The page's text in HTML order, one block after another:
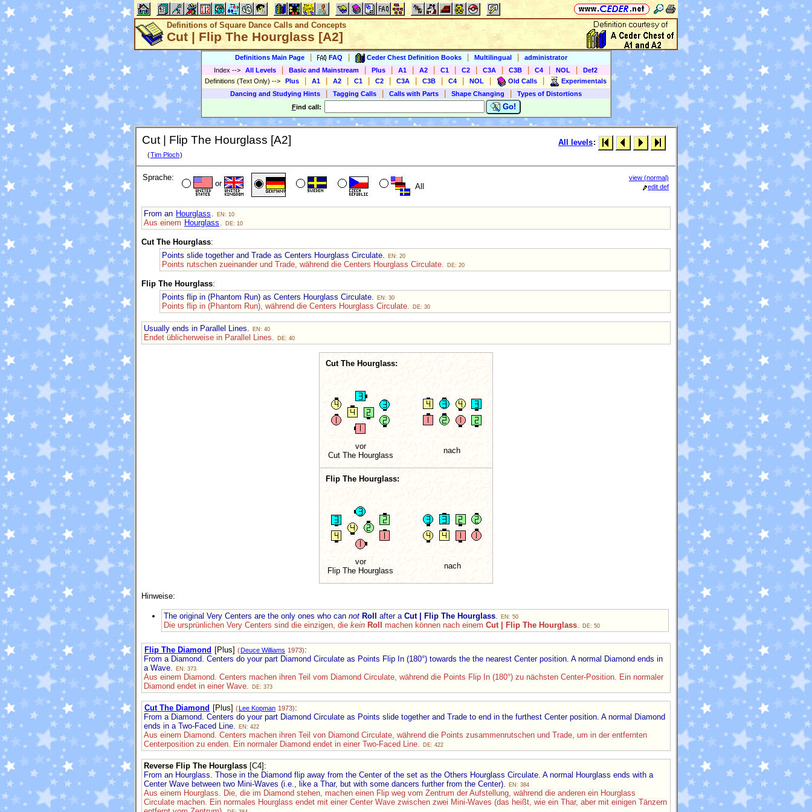
Definitions of Square Dance Calls and Concepts
Cut | Flip The Hourglass [A2]
Definitions Main Page FAQ Ceder Chest Definition Books Multilingual
administrator
Index --> All Levels Basic and Mainstream Plus A1 A2 C1 C2 C3A C3B C4 NOL
Def2
Definitions (Text Only) --> Plus A1 A2 C1 C2 C3A C3B C4 NOL Old Calls
Experimentals
Dancing and Studying Hints
Tagging Calls Calls with Parts Shape Changing
Types of Distortions
Find call: Go!
Cut | Flip The Hourglass [A2]
(Tim Ploch)
All levels:
Sprache:
or All
view (normal)
edit def
From an Hourglass EN: 10
Aus einem Hourglass DE: 10
Cut The Hourglass:
Points slide together and Trade as Centers Hourglass Circulate.
EN: 20
Points rutschen zueinander und Trade, während die Centers Hourglass Circulate. DE: 20
Flip The Hourglass:
Points flip in (Phantom Run) as Centers Hourglass Circulate.
EN: 30
Points flip in (Phantom Run), während die Centers Hourglass Circulate. DE: 30
Usually ends in Parallel Lines. EN: 40
Endet üblicherweise in Parallel Lines. DE: 40
Cut The Hourglass:
vor
Cut The Hourglass
nach
Flip The Hourglass:
vor
Flip The Hourglass
nach
Hinweise:
The original Very Centers are the only ones who can not Roll after a Cut | Flip The Hourglass EN: 50
Die ursprünlichen Very Centers sind die einzigen, die kein Roll machen können nach einem Cut | Flip The Hourglass DE: 50
Flip The Diamond [Plus] (Deuce Williams 1973):
From a Diamond. Centers do your part Diamond Circulate as Points Flip In (180°) towards the the nearest Center position. A normal Diamond ends in
a Wave.
EN: 373
Aus einem Diamond. Centers machen ihren Teil vom Diamond Circulate, während die Points Flip In (180°) zu nächsten Center-Position. Ein normaler
Diamond endet in einer Wave.
DE: 373
Cut The Diamond [Plus] (Lee Kopman 1973):
From a Diamond. Centers do your part Diamond Circulate as Points slide together and Trade to end in the furthest Center position. A normal Diamond
ends in a Two-Faced Line.
EN: 422
Aus einem Diamond. Centers machen ihren Teil von Diamond Circulate, während die Points zusammenrutschen und Trade, um in der entfernten
Centerposition zu enden. Ein normaler Diamond endet in einer Two-Faced Line.
DE: 422
Reverse Flip The Hourglass [C4] :
From an Hourglass. Those in the Diamond flip away from the Center of the set as the Others Hourglass Circulate. A normal Hourglass ends with a
Center Wave between two Mini-Waves (i.e., like a Thar, but with some dancers further from the Center).
EN: 384
Aus einem Hourglass. Die, die im Diamond stehen, machen einen Flip weg vom Zentrum der Aufstellung, während die anderen ein Hourglass
Circulate machen. Ein normales Hourglass endet mit einer Center Wave zwischen zwei Mini-Waves (das heißt, wie ein Thar, aber mit einigen Tänzern